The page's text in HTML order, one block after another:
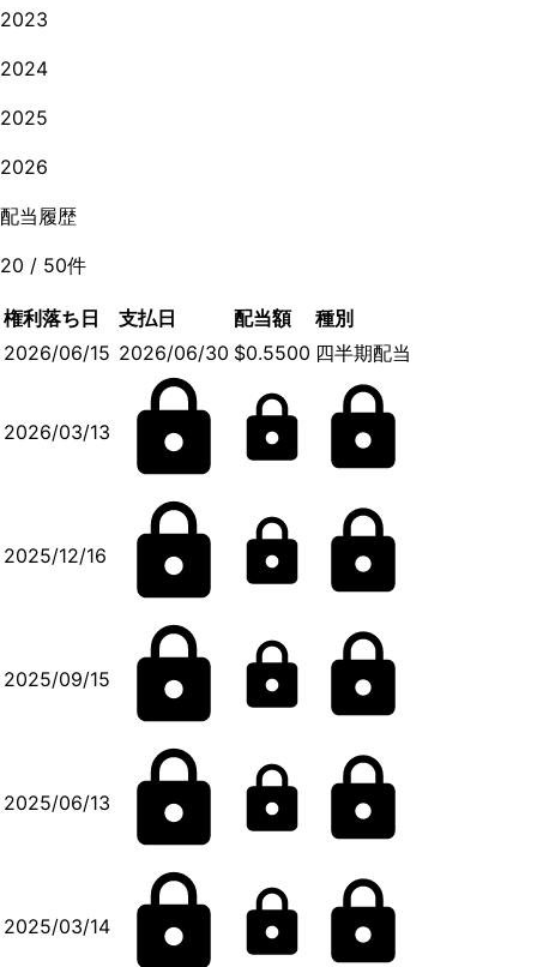
2023
2024
2025
2026
配当履歴
20 / 50件
権利落ち日 支払日 配当額
種別
2026/06/15 2026/06/30 $0.5500 四半期配当
2026/03/13
2025/12/16
2025/09/15
2025/06/13
2025/03/14